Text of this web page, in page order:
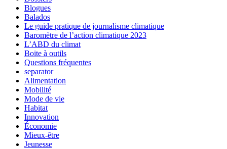
Blogues
Balados
Le guide pratique de journalisme climatique
Baromètre de l’action climatique 2023
L’ABD du climat
Boite à outils
Questions fréquentes
separator
Alimentation
Mobilité
Mode de vie
Habitat
Innovation
Économie
Mieux-être
Jeunesse